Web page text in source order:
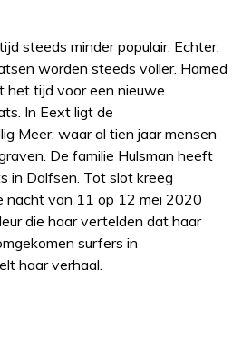
steeds minder populair. Echter,
worden steeds voller. Hamed
het tijd voor een nieuwe
In Eext ligt de
Meer, waar al tien jaar mensen
De familie Hulsman heeft
in Dalfsen. Tot slot kreeg
nacht van 11 op 12 mei 2020
die haar vertelden dat haar
surfers in
haar verhaal.